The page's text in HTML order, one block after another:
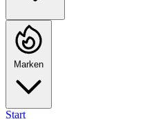
Marken
Start